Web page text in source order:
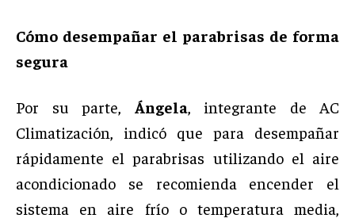
Cómo desempañar el parabrisas de forma
segura
Por su parte, Ángela , integrante de AC
Climatización, indicó que para desempañar
rápidamente el parabrisas utilizando el aire
acondicionado se recomienda encender el
sistema en aire frío o temperatura media,